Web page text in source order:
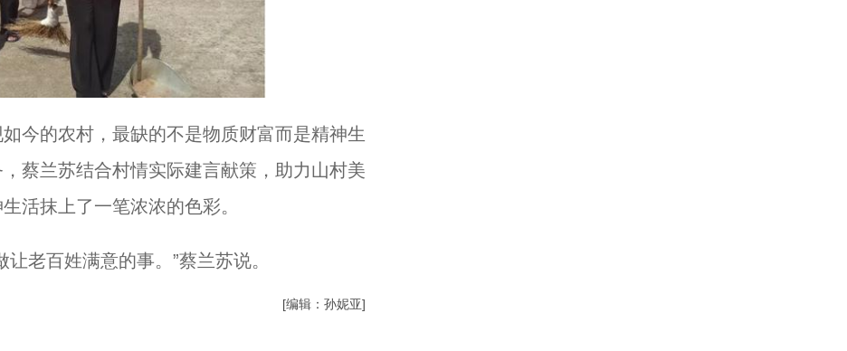
的农村，最缺的不是物质财富而是精神生
蔡兰苏结合村情实际建言献策，助力山村美
活抹上了一笔浓浓的色彩。
老百姓满意的事。”蔡兰苏说。
[编辑：孙妮亚]